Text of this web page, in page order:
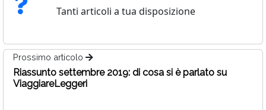
Tanti articoli a tua disposizione
Prossimo articolo
Riassunto settembre 2019: di cosa si è parlato su
ViaggiareLeggeri